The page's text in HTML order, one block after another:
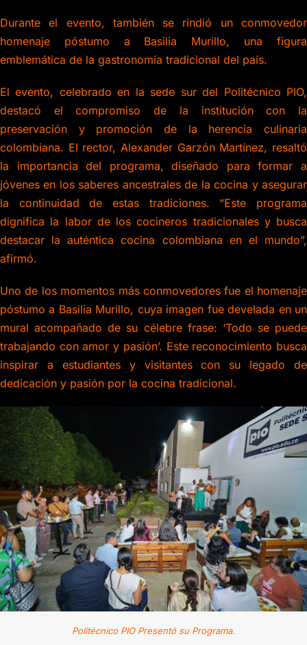
Durante el evento, también se rindió un conmovedor
homenaje póstumo a Basilia Murillo, una figura
emblemática de la gastronomía tradicional del país.
El evento, celebrado en la sede sur del Politécnico PIO,
destacó el compromiso de la institución con la
preservación y promoción de la herencia culinaria
colombiana. El rector, Alexander Garzón Martínez, resaltó
la importancia del programa, diseñado para formar a
jóvenes en los saberes ancestrales de la cocina y asegurar
la continuidad de estas tradiciones. “Este programa
dignifica la labor de los cocineros tradicionales y busca
destacar la auténtica cocina colombiana en el mundo”,
afirmó.
Uno de los momentos más conmovedores fue el homenaje
póstumo a Basilia Murillo, cuya imagen fue develada en un
mural acompañado de su célebre frase: ‘Todo se puede
trabajando con amor y pasión’. Este reconocimiento busca
inspirar a estudiantes y visitantes con su legado de
dedicación y pasión por la cocina tradicional.
Politécnico PIO Presentó su Programa.